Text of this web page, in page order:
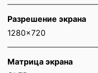
Разрешение экрана
1280x720
Матрица экрана